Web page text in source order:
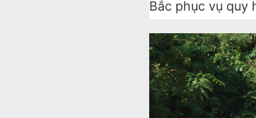
Bắc phục vụ quy